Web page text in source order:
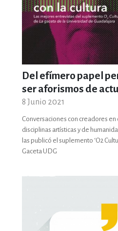
Y CIENCIAS
GRÁFICA,
SALUD,
Del efímero papel
ser aforismos de
8 Junio 2021
Conversaciones con creadores en
disciplinas artísticas y de
las publicó el suplemento ‘O2
Gaceta UDG